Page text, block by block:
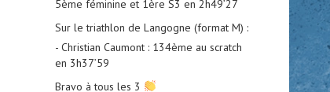
5ème féminine et 1ère S3 en 2h49’27
Sur le triathlon de Langogne (format M) :
- Christian Caumont : 134ème au scratch
en 3h37’59
Bravo à tous les 3